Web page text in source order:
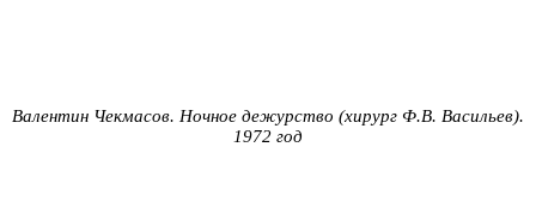
Валентин Чекмасов. Ночное дежурство (хирург Ф.В. Васильев).
1972 год